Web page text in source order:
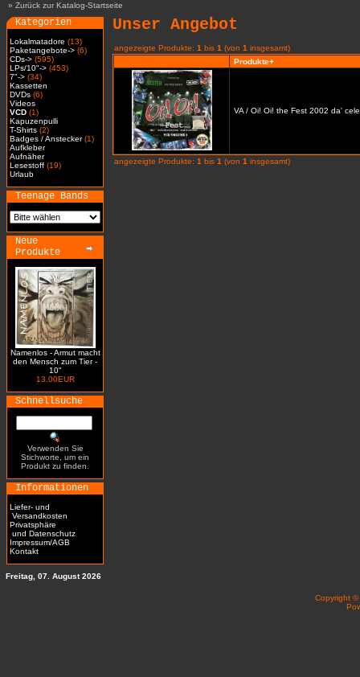
» Zurück zur Katalog-Startseite
Kategorien
Lokalmatadore (13)
Paketangebote-> (6)
CDs-> (595)
LPs/10"-> (453)
7"-> (34)
Kassetten
DVDs (6)
Videos
VCD (1)
Kapuzenpulli
T-Shirts (2)
Badges / Anstecker(1)
Aufkleber
Aufnäher
Lesestoff (19)
Urlaub
Teenage Bands
Neue
Produkte
Namenlos - Armut macht
den Mensch zum Tier -
10"
13.00EUR
Schnellsuche
Verwenden Sie
Stichworte, um ein
Produkt zu finden.
Informationen
Liefer- und
Versandkosten
Privatsphäre
und Datenschutz
Impressum/AGB
Kontakt
Unser Angebot
angezeigte Produkte: 1 bis 1 (von 1 insgesamt)
Produkte+
VA / Oi! Oi! the Fest 2002 da'
angezeigte Produkte: 1 bis 1 (von 1 insgesamt)
Freitag, 07. August 2026
Copyright